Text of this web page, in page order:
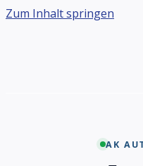
Zum Inhalt springen
AK